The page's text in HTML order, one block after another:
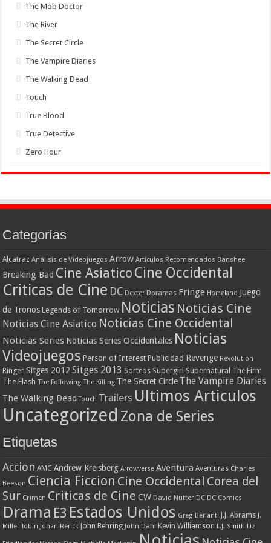
The Mob Doctor
The River
The Secret Circle
The Vampire Diaries
The Walking Dead
Touch
True Blood
True Detective
Zero Hour
Categorías
Alcatraz Análisis de Videojuegos Arrow Artículos Recomendados Banshee
Breaking Bad Cine AsiaticoCine Occidental
Criticas de Cine DC Dexter Doramas Fringe Homeland Juego
de Tronos Legends of Tomorrow Noticias Noticias Cine
Noticias Cine Asiatico Noticias Cine Occidental
Noticias Series Noticias Series Occidentales Noticias
Videojuegos Person of Interest Publicidad Revenge Revolution
Ringer Sitges 2012 Sitges 2013 Sorteos Supergirl Supernatural The Firm
The Flash The Following The Killing The Secret Circle The Vampire Diaries
The Walking Dead Touch Trailers Ultimos Articulos
Uncategorized Zona de Series
Etiquetas
Accion AMC Andrew Kreisberg Arrowverse Aventura Aventuras Charles
Beeson Ciencia Ficcion Cine Occidental Corea del
Sur Crimen Criticas de Cine CW David Nutter DC DC Comics
Drama E3 Estados Unidos Greg Berlanti J.J. Abrams J.
Miller Tobin
Johan Renck John Behring John Dahl Kevin Williamson L.J. Smith Liz